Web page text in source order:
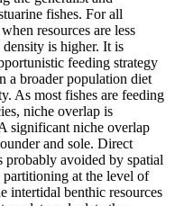
fishes. For all
resources are less
is higher. It is
feeding strategy
a broader population diet
As most fishes are feeding
niche overlap is
significant niche overlap
and sole. Direct
avoided by spatial
partitioning at the level of
intertidal benthic resources